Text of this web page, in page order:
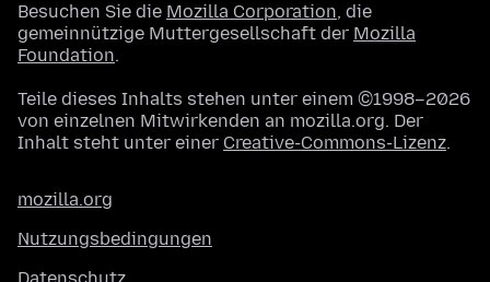
Besuchen Sie die Mozilla Corporation, die
gemeinnützige Muttergesellschaft der Mozilla
Foundation.
Teile dieses Inhalts stehen unter einem ©1998–2026
von einzelnen Mitwirkenden an mozilla.org. Der
Inhalt steht unter einer Creative-Commons-Lizenz.
mozilla.org
Nutzungsbedingungen